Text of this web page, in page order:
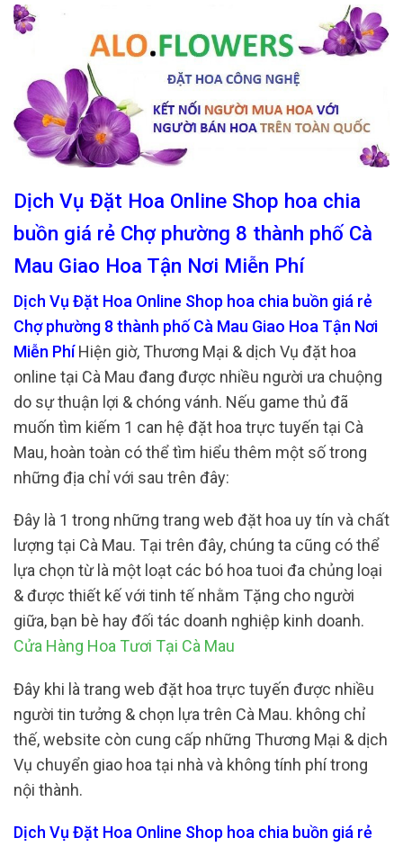
Dịch Vụ Đặt Hoa Online Shop hoa chia
buồn giá rẻ Chợ phường 8 thành phố Cà
Mau Giao Hoa Tận Nơi Miễn Phí
Dịch Vụ Đặt Hoa Online Shop hoa chia buồn giá rẻ
Chợ phường 8 thành phố Cà Mau Giao Hoa Tận Nơi
Miễn PhíHiện giờ, Thương Mại & dịch Vụ đặt hoa
online tại Cà Mau đang được nhiều người ưa chuộng
do sự thuận lợi & chóng vánh. Nếu game thủ đã
muốn tìm kiếm 1 can hệ đặt hoa trực tuyến tại Cà
Mau, hoàn toàn có thể tìm hiểu thêm một số trong
những địa chỉ với sau trên đây:
Đây là 1 trong những trang web đặt hoa uy tín và chất
lượng tại Cà Mau. Tại trên đây, chúng ta cũng có thể
lựa chọn từ là một loạt các bó hoa tuoi đa chủng loại
& được thiết kế với tinh tế nhằm Tặng cho người
giữa, bạn bè hay đối tác doanh nghiệp kinh doanh.
Cửa Hàng Hoa Tươi Tại Cà Mau
Đây khi là trang web đặt hoa trực tuyến được nhiều
người tin tưởng & chọn lựa trên Cà Mau. không chỉ
thế, website còn cung cấp những Thương Mại & dịch
Vụ chuyển giao hoa tại nhà và không tính phí trong
nội thành.
Dịch Vụ Đặt Hoa Online Shop hoa chia buồn giá rẻ